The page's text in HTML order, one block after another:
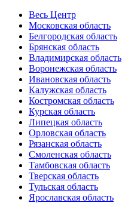
Весь Центр
Московская область
Белгородская область
Брянская область
Владимирская область
Воронежская область
Ивановская область
Калужская область
Костромская область
Курская область
Липецкая область
Орловская область
Рязанская область
Смоленская область
Тамбовская область
Тверская область
Тульская область
Ярославская область